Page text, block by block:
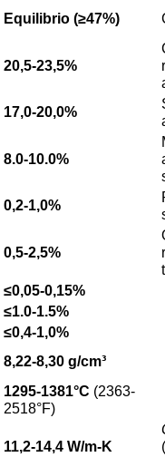
Equilibrio (≥47%)
20,5-23,5%
17,0-20,0%
8.0-10.0%
0,2-1,0%
0,5-2,5%
≤0,05-0,15%
≤1.0-1.5%
≤0,4-1,0%
8,22-8,30 g/cm³
1295-1381°C (2363-
2518°F)
11,2-14,4 W/m-K